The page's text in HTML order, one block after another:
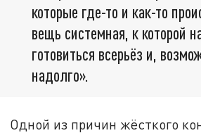
которые где-то и как-то
вещь системная, к которой
готовиться всерьёз и,
надолго».
Одной из причин жёсткого